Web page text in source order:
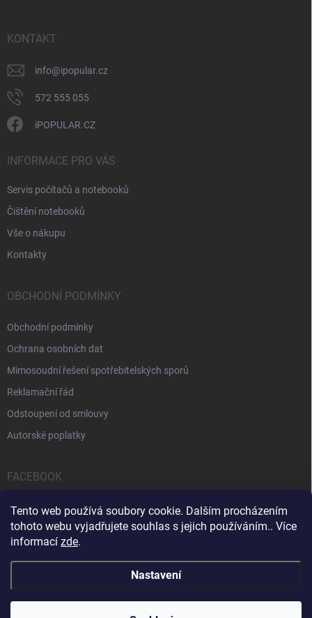
Tento web používá soubory cookie. Dalším procházením
tohoto webu vyjadřujete souhlas s jejich používáním.. Více
informací zde.
Nastavení
KONTAKT
info@ipopular.cz
572 555 055
iPOPULAR.CZ
INFORMACE PRO VÁS
Servis počítačů a notebooků
Čištění notebooků
Vše o nákupu
Kontakty
OBCHODNÍ PODMÍNKY
Obchodní podmínky
Ochrana osobních dat
Mimosoudní řešení spotřebitelských sporů
Reklamační řád
Odstoupení od smlouvy
Autorské poplatky
FACEBOOK
Servis počítačů a notebooků Čištění notebooků Kontakty
iPOPULAR.CZ . Všechna práva vyhrazena.